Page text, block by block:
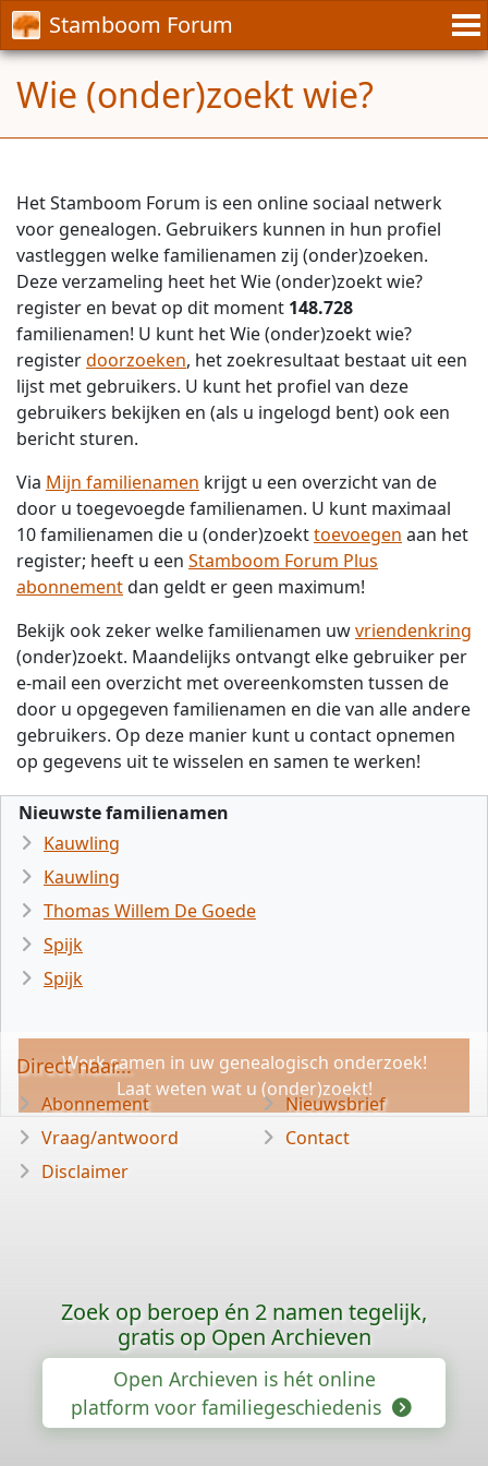
Stamboom Forum
Wie (onder)zoekt wie?
Het Stamboom Forum is een online sociaal netwerk
voor genealogen. Gebruikers kunnen in hun profiel
vastleggen welke familienamen zij (onder)zoeken.
Deze verzameling heet het Wie (onder)zoekt wie?
register en bevat op dit moment 148.728
familienamen! U kunt het Wie (onder)zoekt wie?
registerdoorzoeken, het zoekresultaat bestaat uit een
lijst met gebruikers. U kunt het profiel van deze
gebruikers bekijken en (als u ingelogd bent) ook een
bericht sturen.
Via Mijn familienamen krijgt u een overzicht van de
door u toegevoegde familienamen. U kunt maximaal
10 familienamen die u (onder)zoekttoevoegen aan het
register; heeft u een Stamboom Forum Plus
abonnementdan geldt er geen maximum!
Bekijk ook zeker welke familienamen uwvriendenkring
(onder)zoekt. Maandelijks ontvangt elke gebruiker per
e-mail een overzicht met overeenkomsten tussen de
door u opgegeven familienamen en die van alle andere
gebruikers. Op deze manier kunt u contact opnemen
op gegevens uit te wisselen en samen te werken!
Nieuwste familienamen
Kauwling
Kauwling
Thomas Willem De Goede
Spijk
Spijk
Werk samen in uw genealogisch onderzoek!
Laat weten wat u (onder)zoekt!
Direct naar...
Abonnement
Vraag/antwoord
Disclaimer
Nieuwsbrief
Contact
Zoek op beroep én 2 namen tegelijk,
gratis op Open Archieven
Open Archieven is hét online
platform voor familiegeschiedenis